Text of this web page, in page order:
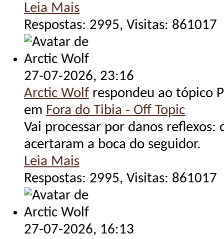
Leia Mais
Respostas: 2995, Visitas: 861017
27-07-2026, 23:16
Arctic Wolf respondeu ao tópico
em Fora do Tibia - Off Topic
Vai processar por danos reflexos:
acertaram a boca do seguidor.
Leia Mais
Respostas: 2995, Visitas: 861017
27-07-2026, 16:13